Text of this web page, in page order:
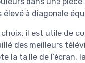
élevé à diagonale
choix, il est utile de
des meilleurs
la taille de l’écran,